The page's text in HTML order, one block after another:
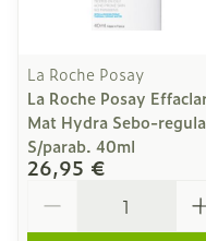
La Roche Posay
La Roche Posay
Mat Hydra Sebo-
S/parab. 40ml
26,95 €